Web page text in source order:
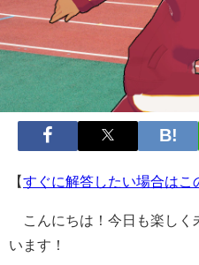
【すぐに解答したい場合はこ
こんにちは！今日も楽しく
います！